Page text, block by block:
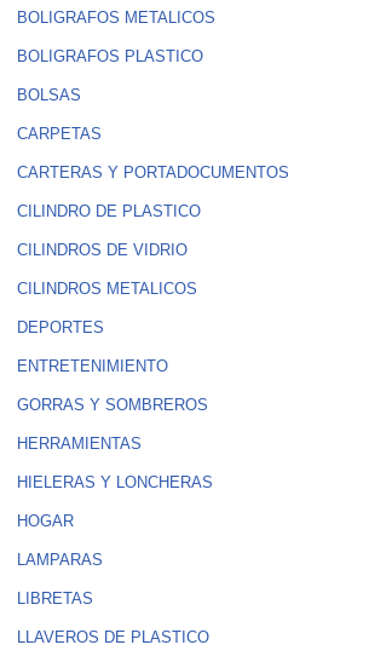
BOLIGRAFOS METALICOS
BOLIGRAFOS PLASTICO
BOLSAS
CARPETAS
CARTERAS Y PORTADOCUMENTOS
CILINDRO DE PLASTICO
CILINDROS DE VIDRIO
CILINDROS METALICOS
DEPORTES
ENTRETENIMIENTO
GORRAS Y SOMBREROS
HERRAMIENTAS
HIELERAS Y LONCHERAS
HOGAR
LAMPARAS
LIBRETAS
LLAVEROS DE PLASTICO